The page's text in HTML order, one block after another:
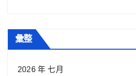
彙整
2026 年 七月